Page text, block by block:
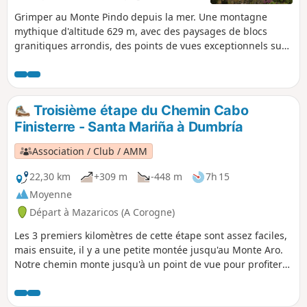
Grimper au Monte Pindo depuis la mer. Une montagne
mythique d'altitude 629 m, avec des paysages de blocs
granitiques arrondis, des points de vues exceptionnels sur
plage de Carnota, à la Punta de Caldebarcos mais aussi sur
les crêtes et les alignements d'éoliennes. Dans la première
partie, le chemin est large et carrossable.
Troisième étape du Chemin Cabo
Finisterre - Santa Mariña à Dumbría
Association / Club / AMM
22,30 km
+309 m -448 m
7h 15
Moyenne
Départ à Mazaricos (A Corogne)
Les 3 premiers kilomètres de cette étape sont assez faciles,
mais ensuite, il y a une petite montée jusqu'au Monte Aro.
Notre chemin monte jusqu'à un point de vue pour profiter
sommet, car 500 mètres avant le sommet, il y a un virage à